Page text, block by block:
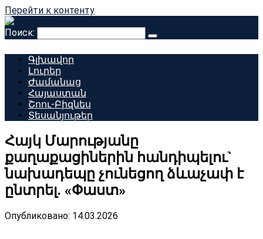
Перейти к контенту
Поиск:
Գլխավոր
Լուրեր
Ժամանաց
Հայաստան
Շոու-Բիզնես
Տեսանյութեր
Հայկ Մարությանը
քաղաքացիներին հանդիպելու`
նախադեպը չունեցող ձևաչափ է
ընտրել. «Փաստ»
Опубликовано: 14.03.2026